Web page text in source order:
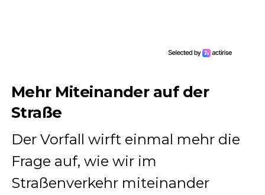
Mehr Miteinander auf der
Straße
Der Vorfall wirft einmal mehr die
Frage auf, wie wir im
Straßenverkehr miteinander